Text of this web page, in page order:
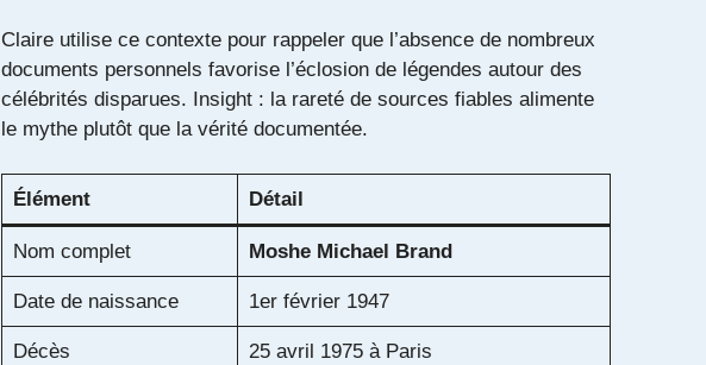
Claire utilise ce contexte pour rappeler que l’absence de nombreux
documents personnels favorise l’éclosion de légendes autour des
célébrités disparues. Insight : la rareté de sources fiables alimente
le mythe plutôt que la vérité documentée.
Élément Détail
Nom complet Moshe Michael Brand
Date de naissance 1er février 1947
Décès 25 avril 1975 à Paris